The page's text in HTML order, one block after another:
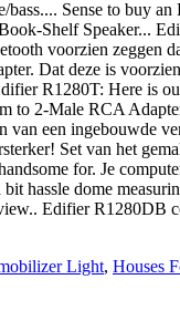
Light, Houses